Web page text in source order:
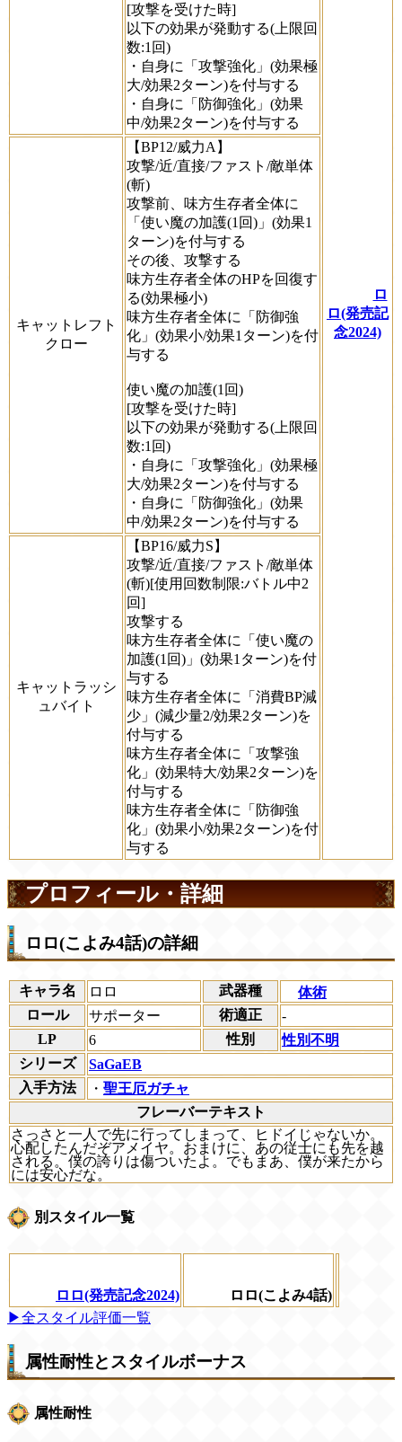
[攻撃を受けた時]
以下の効果が発動する(上限回
数:1回)
・自身に「攻撃強化」(効果極
大/効果2ターン)を付与する
・自身に「防御強化」(効果
中/効果2ターン)を付与する
ロ
ロ(発売記
念2024)
キャットレフト
クロー
【BP12/威力A】
攻撃/近/直接/ファスト/敵単体
(斬)
攻撃前、味方生存者全体に
「使い魔の加護(1回)」(効果1
ターン)を付与する
その後、攻撃する
味方生存者全体のHPを回復す
る(効果極小)
味方生存者全体に「防御強
化」(効果小/効果1ターン)を付
与する
使い魔の加護(1回)
[攻撃を受けた時]
以下の効果が発動する(上限回
数:1回)
・自身に「攻撃強化」(効果極
大/効果2ターン)を付与する
・自身に「防御強化」(効果
中/効果2ターン)を付与する
キャットラッシ
ュバイト
【BP16/威力S】
攻撃/近/直接/ファスト/敵単体
(斬)[使用回数制限:バトル中2
回]
攻撃する
味方生存者全体に「使い魔の
加護(1回)」(効果1ターン)を付
与する
味方生存者全体に「消費BP減
少」(減少量2/効果2ターン)を
付与する
味方生存者全体に「攻撃強
化」(効果特大/効果2ターン)を
付与する
味方生存者全体に「防御強
化」(効果小/効果2ターン)を付
与する
プロフィール・詳細
ロロ(こよみ4話)の詳細
キャラ名 ロロ 武器種
体術
ロール
サポーター 術適正
-
LP
6 性別
性別不明
シリーズ
SaGaEB
入手方法
・ 聖王厄ガチャ
フレーバーテキスト
さっさと一人で先に行ってしまって、ヒドイじゃないか。
心配したんだぞアメイヤ。おまけに、あの従士にも先を越
される。僕の誇りは傷ついたよ。でもまあ、僕が来たから
には安心だな。
別スタイル一覧
ロロ(発売記念2024)
ロロ(こよみ4話)
▶全スタイル評価一覧
属性耐性とスタイルボーナス
属性耐性